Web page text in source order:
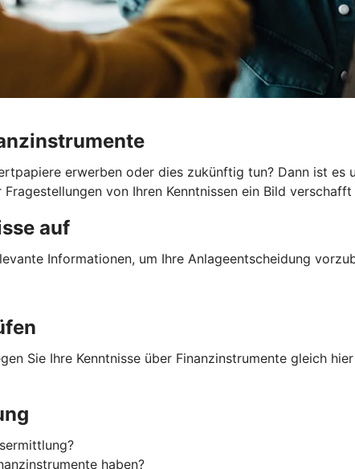
erwerben oder dies zukünftig tun? Dann ist
von Ihren Kenntnissen ein Bild
auf
Informationen, um Ihre Anlageentscheidung
Sie Ihre Kenntnisse über Finanzinstrumente gleich
haben?